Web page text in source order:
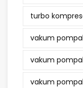
turbo
vakum
vakum
vakum